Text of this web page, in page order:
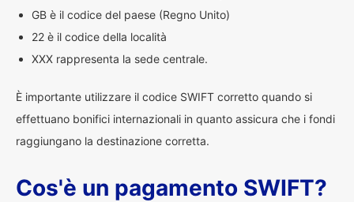
GB è il codice del paese (Regno Unito)
22 è il codice della località
XXX rappresenta la sede centrale.
È importante utilizzare il codice SWIFT corretto quando si
effettuano bonifici internazionali in quanto assicura che i fondi
raggiungano la destinazione corretta.
Cos'è un pagamento SWIFT?